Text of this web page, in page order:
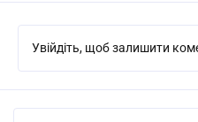
Увійдіть, щоб залишити